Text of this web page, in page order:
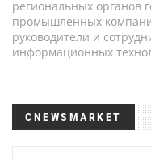
региональных органов
промышленных
руководители и
информационных
CNEWSMARKET